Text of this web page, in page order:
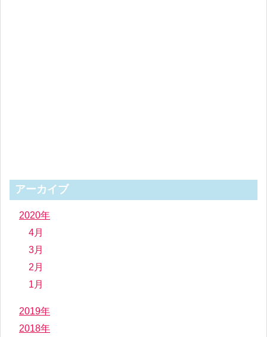
アーカイブ
2020年
4月
3月
2月
1月
2019年
2018年